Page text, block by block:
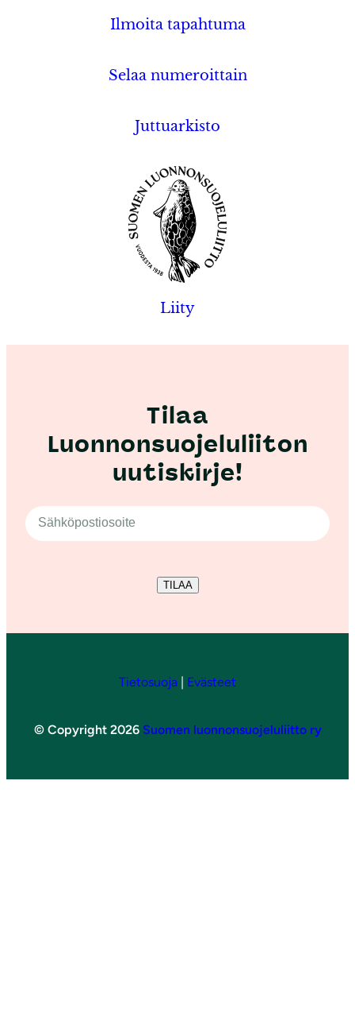
Ilmoita tapahtuma
Selaa numeroittain
Juttuarkisto
Liity
Tilaa
Luonnonsuojeluliiton
uutiskirje!
TILAA
Tietosuoja | Evästeet
© Copyright 2026 Suomen luonnonsuojeluliitto ry